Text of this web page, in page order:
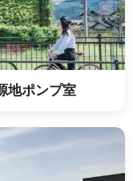
地ポンプ室